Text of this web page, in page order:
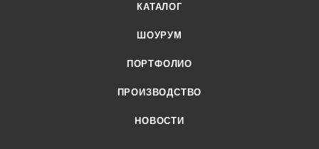
КАТАЛОГ
ШОУРУМ
ПОРТФОЛИО
ПРОИЗВОДСТВО
НОВОСТИ